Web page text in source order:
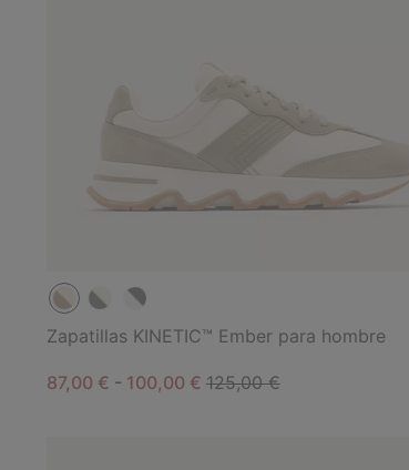
Zapatillas KINETIC™ Ember para hombre
Minimum sale price:
87,00 € - Maximum sale price:
100,00 € Regular price:
125,00 €